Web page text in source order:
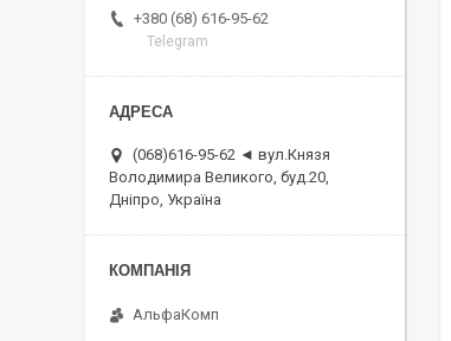
+380 (68) 616-95-62
Telegram
(068)616-95-62 ◄ вул.Князя
Володимира Великого, буд.20,
Дніпро, Україна
АльфаКомп